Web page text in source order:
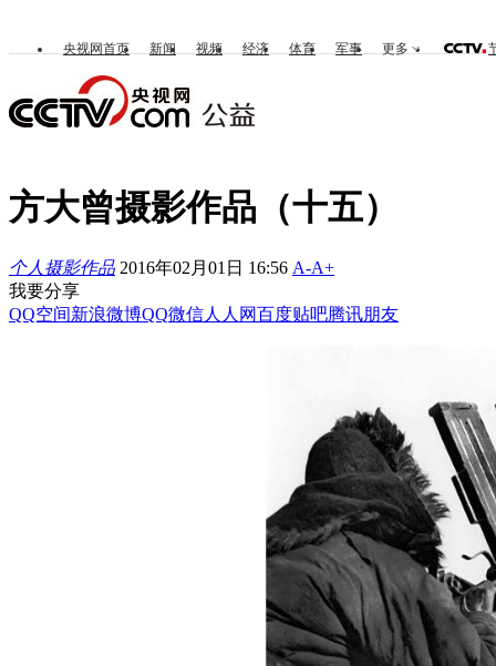
央视网首页 新闻 视频 经济 体育 军事 更多
方大曾摄影作品（十五）
个人摄影作品 2016年02月01日 16:56 A-A+
我要分享
QQ空间新浪微博QQ微信人人网百度贴吧腾讯朋友